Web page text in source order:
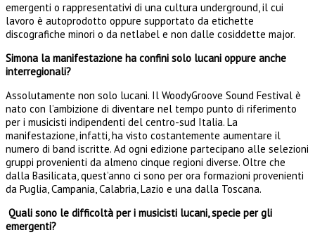
emergenti o rappresentativi di una cultura underground, il cui
lavoro è autoprodotto oppure supportato da etichette
discografiche minori o da netlabel e non dalle cosiddette major.
Simona la manifestazione ha confini solo lucani oppure anche
interregionali?
Assolutamente non solo lucani. Il WoodyGroove Sound Festival è
nato con l’ambizione di diventare nel tempo punto di riferimento
per i musicisti indipendenti del centro-sud Italia. La
manifestazione, infatti, ha visto costantemente aumentare il
numero di band iscritte. Ad ogni edizione partecipano alle selezioni
gruppi provenienti da almeno cinque regioni diverse. Oltre che
dalla Basilicata, quest’anno ci sono per ora formazioni provenienti
da Puglia, Campania, Calabria, Lazio e una dalla Toscana.
Quali sono le difficoltà per i musicisti lucani, specie per gli
emergenti?